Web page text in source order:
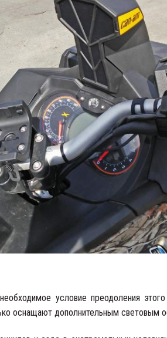
условие преодоления
оснащают дополнительным световым